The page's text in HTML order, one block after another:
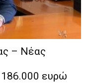
– Νέας
186.000 ευρώ